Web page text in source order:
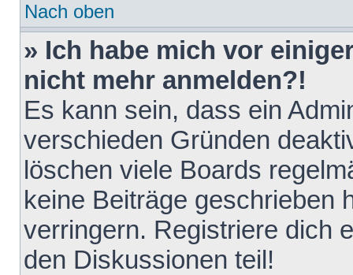
Nach oben
» Ich habe mich vor
nicht mehr anmelden?!
Es kann sein, dass ein
verschieden Gründen
löschen viele Boards
keine Beiträge geschrieben
verringern. Registriere dich
den Diskussionen teil!